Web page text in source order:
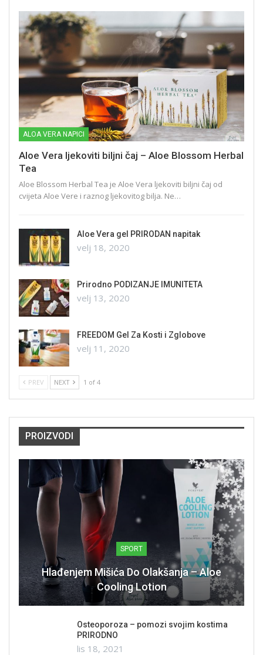
ALOA VERA NAPICI
Aloe Vera ljekoviti biljni čaj – Aloe Blossom Herbal
Tea
Aloe Blossom Herbal Tea je Aloe Vera ljekoviti biljni čaj od
cvijeta Aloe Vere i raznog ljekovitog bilja. Ne…
Aloe Vera gel PRIRODAN napitak
velj 18, 2020
Prirodno PODIZANJE IMUNITETA
velj 13, 2020
FREEDOM Gel Za Kosti i Zglobove
velj 11, 2020
PREV NEXT 1 of 4
PROIZVODI
SPORT
Hlađenjem Mišića Do Olakšanja – Aloe
Cooling Lotion
Osteoporoza – pomozi svojim kostima
PRIRODNO
lis 18, 2021